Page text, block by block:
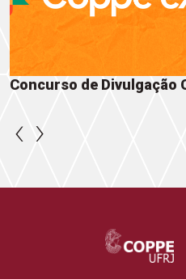
Oficina de Comunicação
‹ ›